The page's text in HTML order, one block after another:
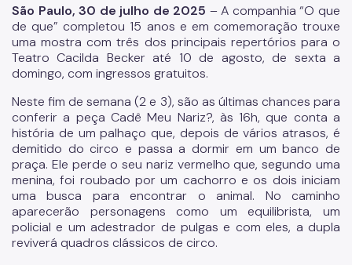
Arquivo Histórico
Bibliotecas
Casas de Cultura
Centros Culturais
Museu da Cidade
Praças da Cultura
Teatros
Theatro Municipal
Urbanismo social
São Paulo,30 de julho de 2025 – A companhia “O que
de que” completou 15 anos e em comemoração trouxe
uma mostra com três dos principais repertórios para o
Teatro Cacilda Becker até 10 de agosto, de sexta a
domingo, com ingressos gratuitos.
Neste fim de semana (2 e 3), são as últimas chances para
conferir a peça Cadê Meu Nariz?, às 16h, que conta a
história de um palhaço que, depois de vários atrasos, é
demitido do circo e passa a dormir em um banco de
praça. Ele perde o seu nariz vermelho que, segundo uma
menina, foi roubado por um cachorro e os dois iniciam
uma busca para encontrar o animal. No caminho
aparecerão personagens como um equilibrista, um
policial e um adestrador de pulgas e com eles, a dupla
reviverá quadros clássicos de circo.